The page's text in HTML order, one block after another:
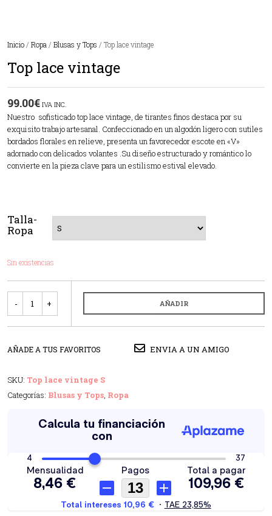
Inicio / Ropa / Blusas y Tops / Top lace vintage
Top lace vintage
99.00€ IVA INC.
Nuestro sofisticado top lace vintage, de tirantes finos destaca por su
exquisito trabajo artesanal. Confeccionado en un algodón ligero con sutiles
bordados florales en relieve, presenta un favorecedor escote en «V»
adornado con delicados volantes .Su diseño estructurado y romántico lo
convierte en la pieza clave para un estilismo estival elevado.
Talla-
Ropa
Sin existencias
AÑADIR
AÑADE A TUS FAVORITOS ENVIA A UN AMIGO
SKU: Top lace vintage S
Categorías: Blusas y Tops, Ropa